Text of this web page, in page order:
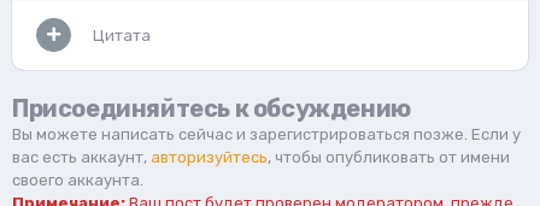
Цитата
Присоединяйтесь к обсуждению
Вы можете написать сейчас и зарегистрироваться позже. Если у
вас есть аккаунт, авторизуйтесь, чтобы опубликовать от имени
своего аккаунта.